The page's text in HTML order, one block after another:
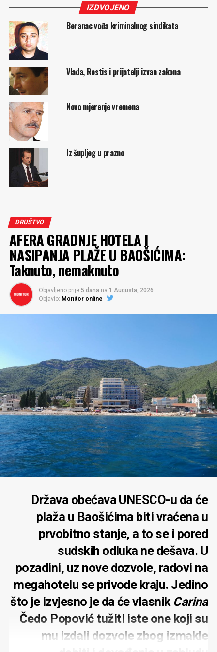
IZDVOJENO
Beranac vođa kriminalnog sindikata
Vlada, Restis i prijatelji izvan zakona
Novo mjerenje vremena
Iz šupljeg u prazno
DRUŠTVO
AFERA GRADNJE HOTELA I
NASIPANJA PLAŽE U BAOŠIĆIMA:
Taknuto, nemaknuto
Objavljeno prije 5 dana na 1 Augusta, 2026
Objavio: Monitor online
Država obećava UNESCO-u da će
plaža u Baošićima biti vraćena u
prvobitno stanje, a to se i pored
sudskih odluka ne dešava. U
pozadini, uz nove dozvole, radovi na
megahotelu se privode kraju. Jedino
što je izvjesno je da će vlasnik Carina
Čedo Popović tužiti iste one koji su
mu izdali dozvole zbog izmakle